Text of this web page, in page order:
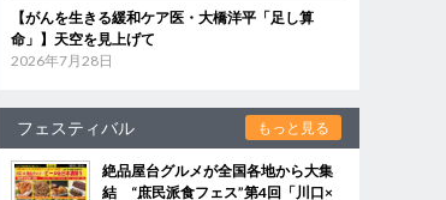
【がんを生きる緩和ケア医・大橋洋平「足し算
命」】天空を見上げて
2026年7月28日
フェスティバル もっと見る
絶品屋台グルメが全国各地から大集
結 “庶民派食フェス”第4回「川口×